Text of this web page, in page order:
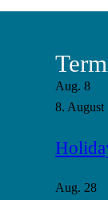
Aug.8
8. August
Aug. 28